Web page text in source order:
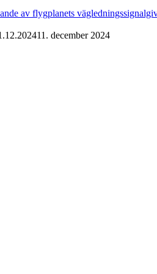
av flygplanets
11. december 2024